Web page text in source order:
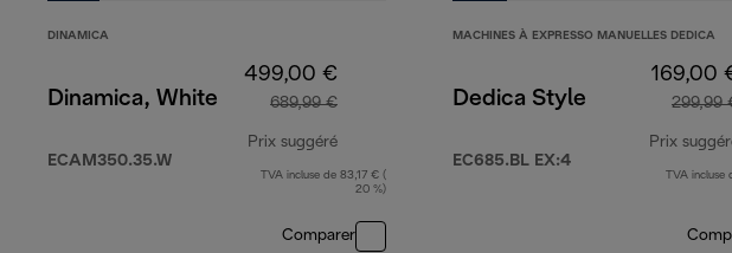
DINAMICA
Dinamica, White
ECAM350.35.W
499,00 €
689,99 €
Prix suggéré
prix original 689,99 €
TVA incluse de 83,17 € (
20 %)
Comparer
MACHINES À EXPRESSO MANUELLES DEDICA
Dedica Style
EC685.BL EX:4
169,00
299,99
Prix
TVA incluse